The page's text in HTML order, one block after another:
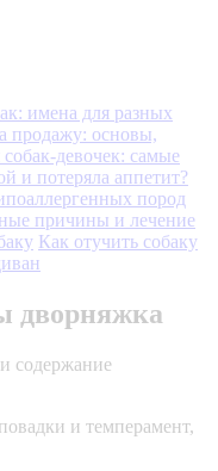
имена для разных
продажу: основы,
девочек: самые
и потеряла аппетит?
пород
причины и лечение
Как отучить собаку
дворняжка
содержание
и темперамент,